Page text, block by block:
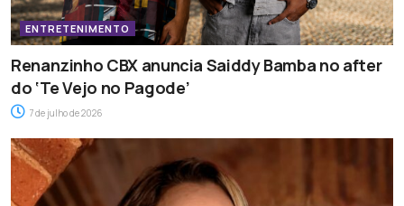
ENTRETENIMENTO
Renanzinho CBX anuncia Saiddy Bamba no after
do ‘Te Vejo no Pagode’
7 de julho de 2026